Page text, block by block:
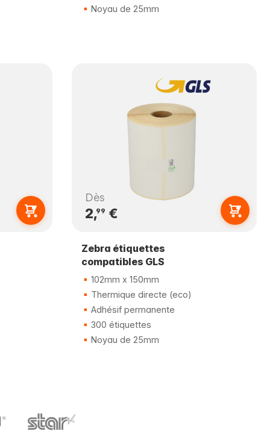
Noyau de 25mm
Dès
2,99 €
Zebra étiquettes
compatibles GLS
102mm x 150mm
Thermique directe (eco)
Adhésif permanente
300 étiquettes
Noyau de 25mm